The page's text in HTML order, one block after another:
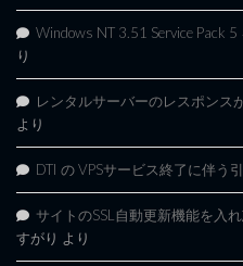
Windows NT 3.51 Service Pack
り
レンタルサーバーのレスポンス
より
DTI の VPSサービス終了に伴う
サイトのSSL自動更新機能を入
すがり より